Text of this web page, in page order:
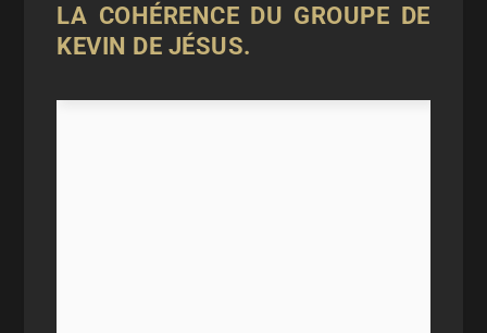
LA COHÉRENCE DU GROUPE DE
KEVIN DE JÉSUS.